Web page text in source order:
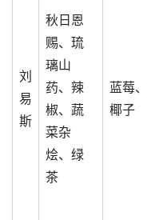
刘
易
斯
秋日恩
赐、琉
璃山
药、辣
椒、蔬
菜杂
烩、绿
茶
蓝莓
椰子